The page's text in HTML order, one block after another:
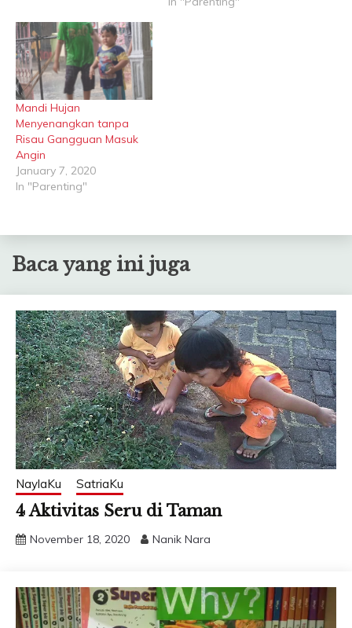
Mandi Hujan
Menyenangkan tanpa
Risau Gangguan Masuk
Angin
January 7, 2020
In "Parenting"
Baca yang ini juga
NaylaKu SatriaKu
4 Aktivitas Seru di Taman
November 18, 2020 Nanik Nara